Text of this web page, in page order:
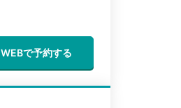
WEBで予約する